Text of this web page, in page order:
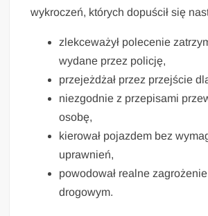
wykroczeń, których dopuścił się
zlekceważył polecenie
wydane przez policję,
przejeżdżał przez przejście
niezgodnie z przepisami
osobę,
kierował pojazdem bez
uprawnień,
powodował realne
drogowym.